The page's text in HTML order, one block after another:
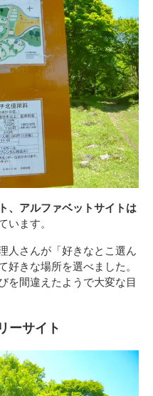
、アルファベットサイトは
います。
人さんが「好きなとこ選ん
きな場所を選べました。
を間違えたようで大変な目
ーサイト